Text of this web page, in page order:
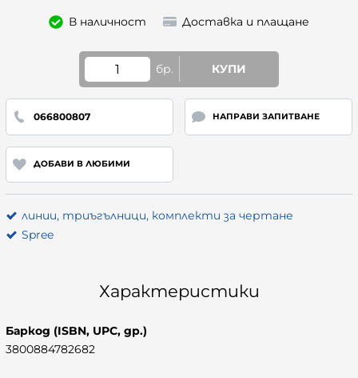
В наличност Доставка и плащане
бр. КУПИ
066800807 НАПРАВИ ЗАПИТВАНЕ
ДОБАВИ В ЛЮБИМИ
линии, триъгълници, комплекти за чертане
Spree
Характеристики
Баркод (ISBN, UPC, др.)
3800884782682